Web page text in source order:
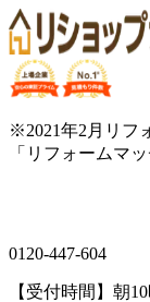
※2021年2月リフ
「リフォームマ
0120-447-604
【受付時間】朝